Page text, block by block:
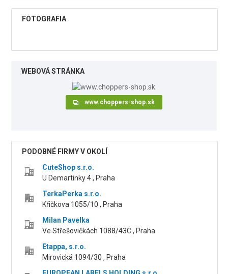
FOTOGRAFIA
WEBOVÁ STRÁNKA
www.choppers-shop.sk
PODOBNÉ FIRMY V OKOLÍ
CuteShop s.r.o.
U Demartinky 4 , Praha
TerkaPerka s.r.o.
Křičkova 1055/10 , Praha
Milan Pavelka
Ve Střešovičkách 1088/43C , Praha
Etappa, s.r.o.
Mirovická 1094/30 , Praha